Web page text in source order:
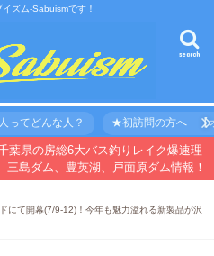
ズム-Sabuismです！
search
ってどんな人？ ★初訪問の方へ 【
葉県の房総6大バス釣りレイク爆速理
島ダム、豊英湖、戸面原ダム情報！
にて開幕(7/9-12)！今年も魅力溢れる新製品が沢